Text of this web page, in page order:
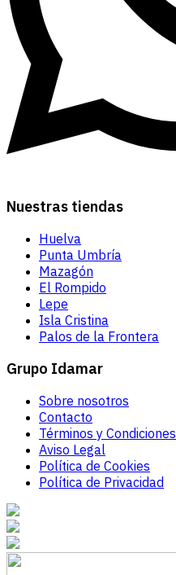
Nuestras tiendas
Huelva
Punta Umbría
Mazagón
El Rompido
Lepe
Isla Cristina
Palos de la Frontera
Grupo Idamar
Sobre nosotros
Contacto
Términos y Condiciones
Aviso Legal
Política de Cookies
Política de Privacidad